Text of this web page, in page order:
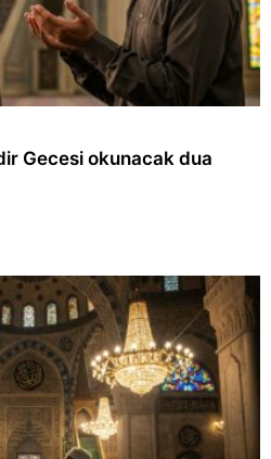
Gecesi okunacak dua